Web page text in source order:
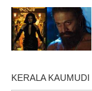
KERALA KAUMUDI